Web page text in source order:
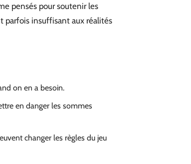
pensés pour soutenir les
parfois insuffisant aux réalités
on en a besoin.
en danger les sommes
changer les règles du jeu